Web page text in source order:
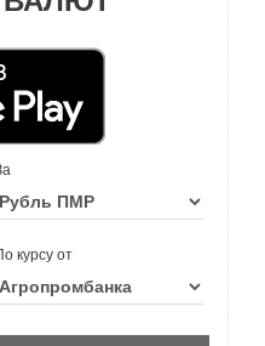
курсу от